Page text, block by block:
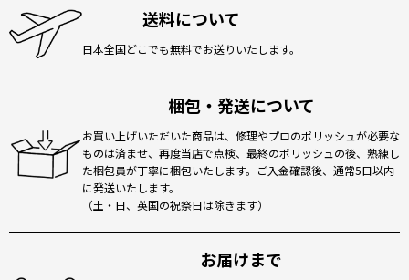
送料について
日本全国どこでも無料でお送りいたします。
梱包・発送について
お買い上げいただいた商品は、修理やプロのポリッシュが必要な
ものは済ませ、再度当店で点検、最終のポリッシュの後、熟練し
た梱包員が丁寧に梱包いたします。ご入金確認後、通常5日以内
に発送いたします。
（土・日、英国の祝祭日は除きます）
お届けまで